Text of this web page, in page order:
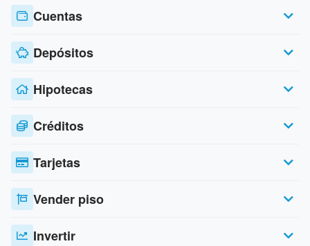
Cuentas
Depósitos
Hipotecas
Créditos
Tarjetas
Vender piso
Invertir